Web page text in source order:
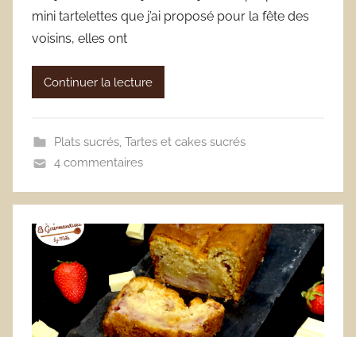
mini tartelettes que j’ai proposé pour la fête des
voisins, elles ont
Continuer la lecture
Plats sucrés, Tartes et cakes sucrés
4 commentaires